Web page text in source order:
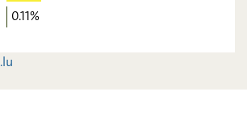
14,070.11%